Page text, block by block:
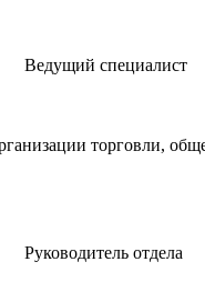
Ведущий специалист
торговли,
Руководитель отдела